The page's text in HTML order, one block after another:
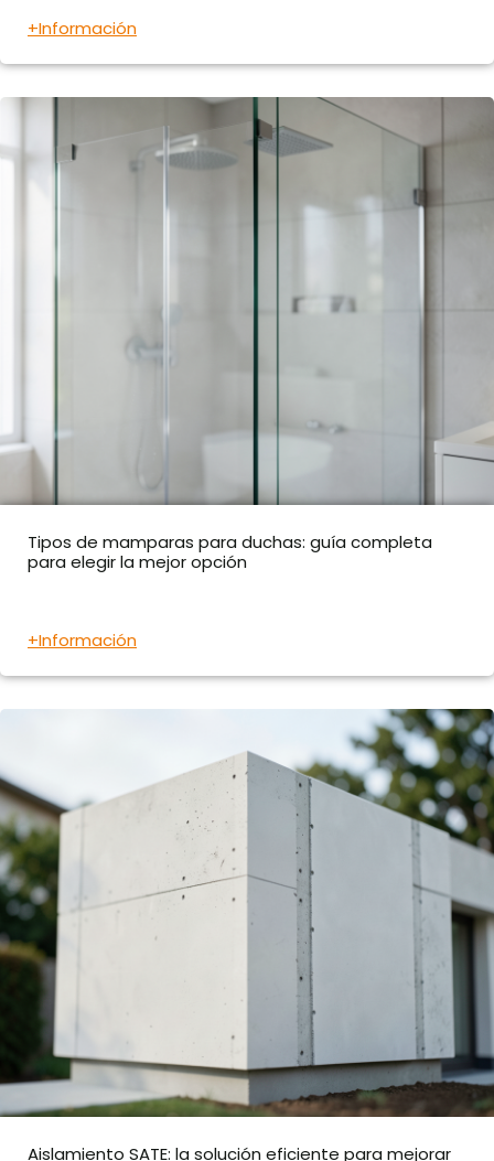
+Información
Tipos de mamparas para duchas: guía completa
para elegir la mejor opción
+Información
Aislamiento SATE: la solución eficiente para mejorar